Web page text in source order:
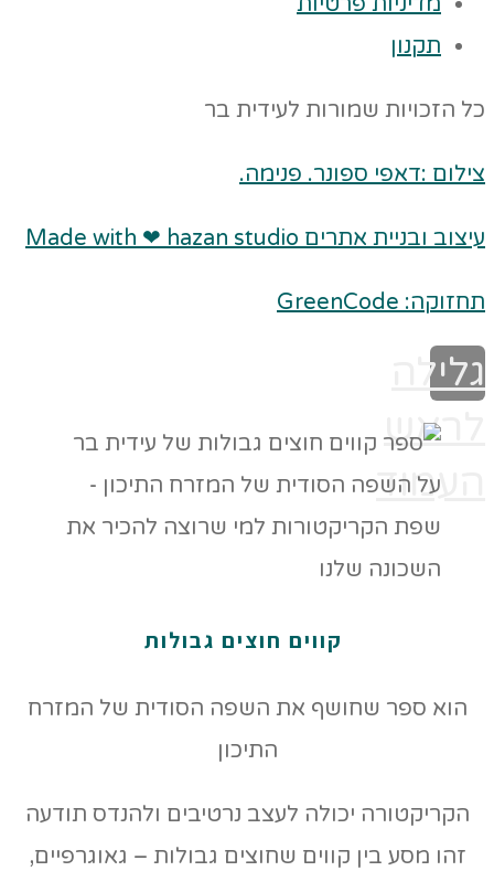
תקנון
כל הזכויות שמורות לעידית בר
צילום :דאפי ספונר. פנימה.
עיצוב ובניית אתרים Made with ❤ hazan studio
תחזוקה: GreenCode
גלילה
לראש
העמוד
קווים חוצים גבולות
הוא ספר שחושף את השפה הסודית של המזרח
התיכון
הקריקטורה יכולה לעצב נרטיבים ולהנדס תודעה
זהו מסע בין קווים שחוצים גבולות – גאוגרפיים,